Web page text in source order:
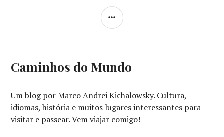
LATERAL
Caminhos do Mundo
Um blog por Marco Andrei Kichalowsky. Cultura,
idiomas, história e muitos lugares interessantes para
visitar e passear. Vem viajar comigo!